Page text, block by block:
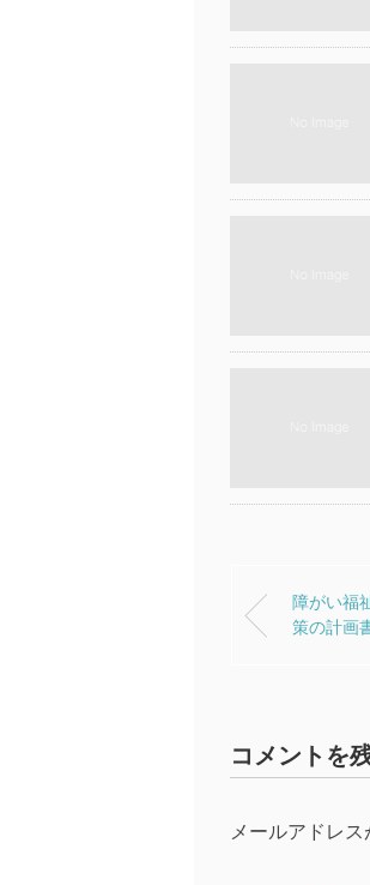
障がい福
策の計画
コメントを
メールアドレ